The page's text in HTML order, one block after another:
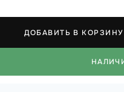
ДОБАВИТЬ В КОРЗИНУ